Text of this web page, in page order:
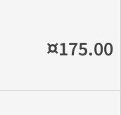
¤175.00